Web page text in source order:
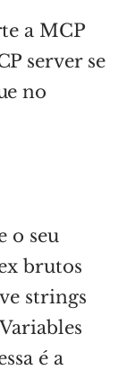
a MCP
server se
no
o seu
brutos
strings
é a